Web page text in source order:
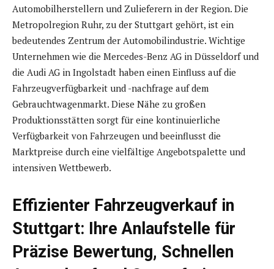
Automobilherstellern und Zulieferern in der Region. Die
Metropolregion Ruhr, zu der Stuttgart gehört, ist ein
bedeutendes Zentrum der Automobilindustrie. Wichtige
Unternehmen wie die Mercedes-Benz AG in Düsseldorf und
die Audi AG in Ingolstadt haben einen Einfluss auf die
Fahrzeugverfügbarkeit und -nachfrage auf dem
Gebrauchtwagenmarkt. Diese Nähe zu großen
Produktionsstätten sorgt für eine kontinuierliche
Verfügbarkeit von Fahrzeugen und beeinflusst die
Marktpreise durch eine vielfältige Angebotspalette und
intensiven Wettbewerb.
Effizienter Fahrzeugverkauf in
Stuttgart: Ihre Anlaufstelle für
Präzise Bewertung, Schnellen